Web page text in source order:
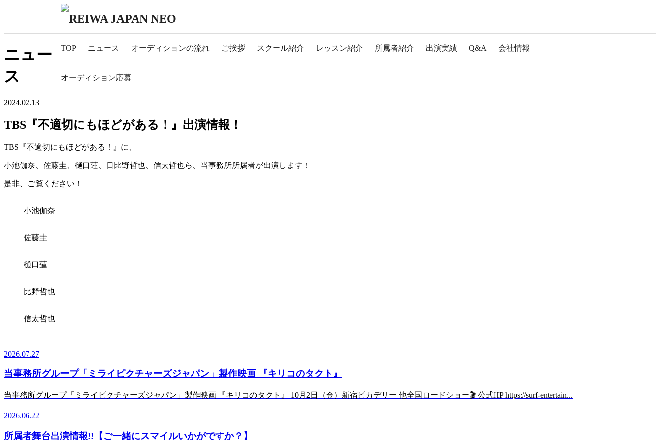
TOP ニュース オーディションの流れ ご挨拶 スクール紹介 レッスン紹介 所属者紹介 出演実績 Q&A 会社情報
オーディション応募
ニュー
ス
2024.02.13
TBS『不適切にもほどがある！』出演情報！
TBS『不適切にもほどがある！』に、
小池伽奈、佐藤圭、樋口蓮、日比野哲也、信太哲也ら、当事務所所属者が出演します！
是非、ご覧ください！
小池伽奈
佐藤圭
樋口蓮
比野哲也
信太哲也
2026.07.27
当事務所グループ「ミライピクチャーズジャパン」製作映画 『キリコのタクト』
当事務所グループ「ミライピクチャーズジャパン」製作映画 『キリコのタクト』 10月2日（金）新宿ピカデリー 他全国ロードショー🎬 公式HP https://surf-entertain...
2026.06.22
所属者舞台出演情報!!【ご一緒にスマイルいかがですか？】